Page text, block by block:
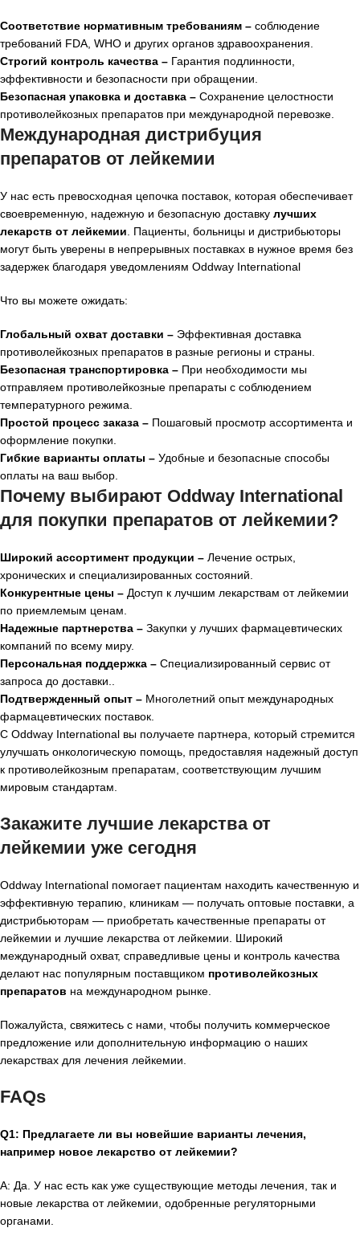
Соответствие нормативным требованиям – соблюдение
требований FDA, WHO и других органов здравоохранения.
Строгий контроль качества – Гарантия подлинности,
эффективности и безопасности при обращении.
Безопасная упаковка и доставка – Сохранение целостности
противолейкозных препаратов при международной перевозке.
Международная дистрибуция
препаратов от лейкемии
У нас есть превосходная цепочка поставок, которая обеспечивает
своевременную, надежную и безопасную доставку лучших
лекарств от лейкемии . Пациенты, больницы и дистрибьюторы
могут быть уверены в непрерывных поставках в нужное время без
задержек благодаря уведомлениям Oddway International
Что вы можете ожидать:
Глобальный охват доставки – Эффективная доставка
противолейкозных препаратов в разные регионы и страны.
Безопасная транспортировка – При необходимости мы
отправляем противолейкозные препараты с соблюдением
температурного режима.
Простой процесс заказа – Пошаговый просмотр ассортимента и
оформление покупки.
Гибкие варианты оплаты – Удобные и безопасные способы
оплаты на ваш выбор.
Почему выбирают Oddway International
для покупки препаратов от лейкемии?
Широкий ассортимент продукции – Лечение острых,
хронических и специализированных состояний.
Конкурентные цены – Доступ к лучшим лекарствам от лейкемии
по приемлемым ценам.
Надежные партнерства – Закупки у лучших фармацевтических
компаний по всему миру.
Персональная поддержка – Специализированный сервис от
запроса до доставки..
Подтвержденный опыт – Многолетний опыт международных
фармацевтических поставок.
С Oddway International вы получаете партнера, который стремится
улучшать онкологическую помощь, предоставляя надежный доступ
к противолейкозным препаратам, соответствующим лучшим
мировым стандартам.
Закажите лучшие лекарства от
лейкемии уже сегодня
Oddway International помогает пациентам находить качественную и
эффективную терапию, клиникам — получать оптовые поставки, а
дистрибьюторам — приобретать качественные препараты от
лейкемии и лучшие лекарства от лейкемии. Широкий
международный охват, справедливые цены и контроль качества
делают нас популярным поставщиком противолейкозных
препаратов на международном рынке.
Пожалуйста, свяжитесь с нами, чтобы получить коммерческое
предложение или дополнительную информацию о наших
лекарствах для лечения лейкемии.
FAQs
Q1: Предлагаете ли вы новейшие варианты лечения,
например новое лекарство от лейкемии?
A: Да. У нас есть как уже существующие методы лечения, так и
новые лекарства от лейкемии, одобренные регуляторными
органами.